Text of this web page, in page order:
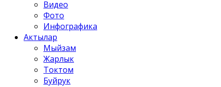
Видео
Фото
Инфографика
Актылар
Мыйзам
Жарлык
Токтом
Буйрук